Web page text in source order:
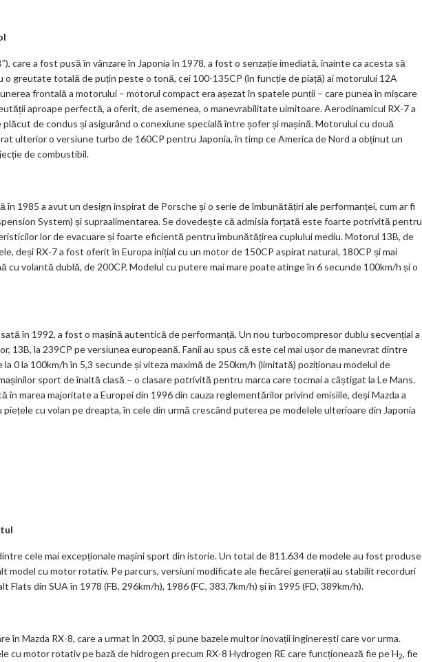
care a fost pusă în vânzare în Japonia în 1978, a fost o senzație imediată, înainte ca acesta să
o greutate totală de puțin peste o tonă, cei 100-135CP (în funcție de piață) ai motorului 12A
frontală a motorului – motorul compact era așezat în spatele punții – care punea în mișcare
aproape perfectă, a oferit, de asemenea, o manevrabilitate uimitoare. Aerodinamicul RX-7 a
de condus și asigurând o conexiune specială între șofer și mașină. Motorului cu două
ulterior o versiune turbo de 160CP pentru Japonia, în timp ce America de Nord a obținut un
de combustibil.
în 1985 a avut un design inspirat de Porsche și o serie de îmbunătățiri ale performanței, cum ar fi
System) și supraalimentarea. Se dovedește că admisia forțată este foarte potrivită pentru
lor de evacuare și foarte eficientă pentru îmbunătățirea cuplului mediu. Motorul 13B, de
deși RX-7 a fost oferit în Europa inițial cu un motor de 150CP aspirat natural, 180CP și mai
cu volantă dublă, de 200CP. Modelul cu putere mai mare poate atinge în 6 secunde 100km/h și o
în 1992, a fost o mașină autentică de performanță. Un nou turbocompresor dublu secvențial a
13B, la 239CP pe versiunea europeană. Fanii au spus că este cel mai ușor de manevrat dintre
0 la 100km/h în 5,3 secunde și viteza maximă de 250km/h (limitată) poziționau modelul de
sport de înaltă clasă – o clasare potrivită pentru marca care tocmai a câștigat la Le Mans.
în marea majoritate a Europei din 1996 din cauza reglementărilor privind emisiile, deși Mazda a
cu volan pe dreapta, în cele din urmă crescând puterea pe modelele ulterioare din Japonia
cele mai excepționale mașini sport din istorie. Un total de 811.634 de modele au fost produse
model cu motor rotativ. Pe parcurs, versiuni modificate ale fiecărei generații au stabilit recorduri
Flats din SUA în 1978 (FB, 296km/h), 1986 (FC, 383,7km/h) și în 1995 (FD, 389km/h).
în Mazda RX-8, care a urmat în 2003, și pune bazele multor inovații inginerești care vor urma.
cu motor rotativ pe bază de hidrogen precum RX-8 Hydrogen RE care funcționează fie pe H2, fie